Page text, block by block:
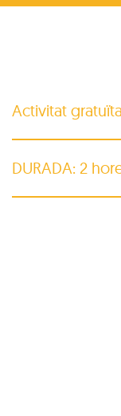
Activitat gratuïta
DURADA: 2